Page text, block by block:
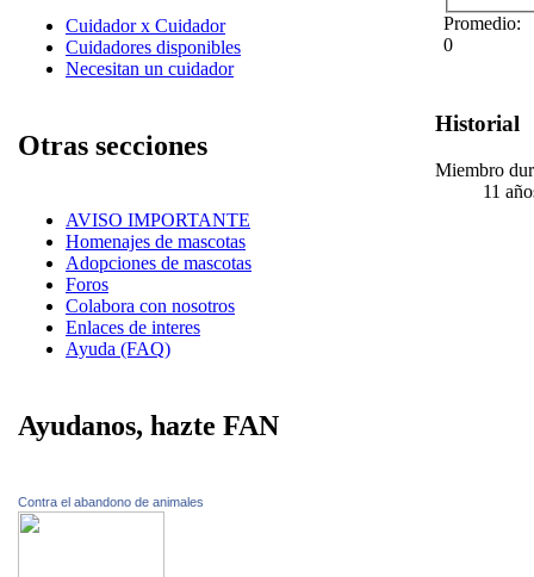
Cuidador x Cuidador
Cuidadores disponibles
Necesitan un cuidador
Otras secciones
AVISO IMPORTANTE
Homenajes de mascotas
Adopciones de mascotas
Foros
Colabora con nosotros
Enlaces de interes
Ayuda (FAQ)
Ayudanos, hazte FAN
Contra el abandono de animales
Promedio:
0
Historial
Miembro
11